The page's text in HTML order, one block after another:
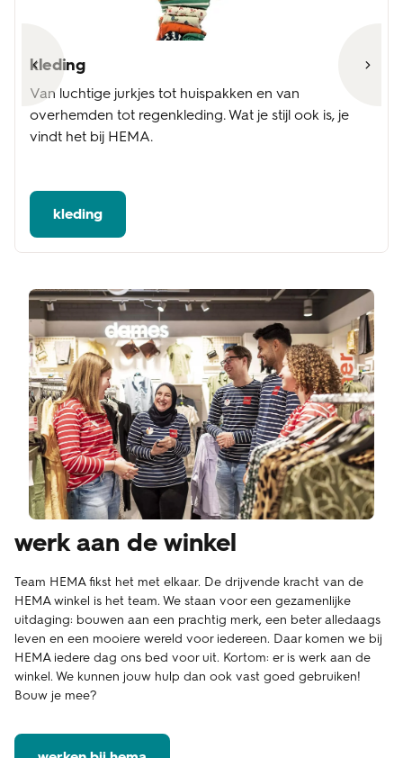
kleding
Van luchtige jurkjes tot huispakken en van
overhemden tot regenkleding. Wat je stijl ook is, je
vindt het bij HEMA.
kleding
werk aan de winkel
Team HEMA fikst het met elkaar. De drijvende kracht van de
HEMA winkel is het team. We staan voor een gezamenlijke
uitdaging: bouwen aan een prachtig merk, een beter alledaags
leven en een mooiere wereld voor iedereen. Daar komen we bij
HEMA iedere dag ons bed voor uit. Kortom: er is werk aan de
winkel. We kunnen jouw hulp dan ook vast goed gebruiken!
Bouw je mee?